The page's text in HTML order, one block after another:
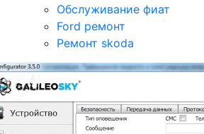
Обслуживание фиат
Ford ремонт
Ремонт skoda